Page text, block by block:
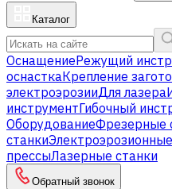
Каталог
ОснащениеРежущий
оснасткаКрепление
электроэрозииДля лазера
инструментГибочный
ОборудованиеФрезерные
станки
прессыЛазерные станки
Обратный звонок